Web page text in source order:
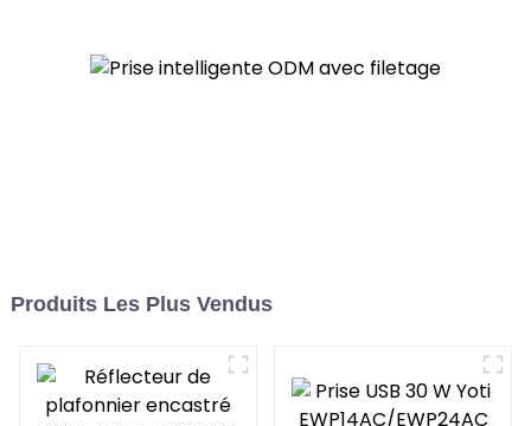
commerciaux
Produits Les Plus Vendus